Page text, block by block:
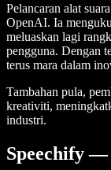
Pelancaran alat
OpenAI. Ia
meluaskan lagi
pengguna. Dengan
terus mara dalam
Tambahan pula,
kreativiti,
industri.
Speechify